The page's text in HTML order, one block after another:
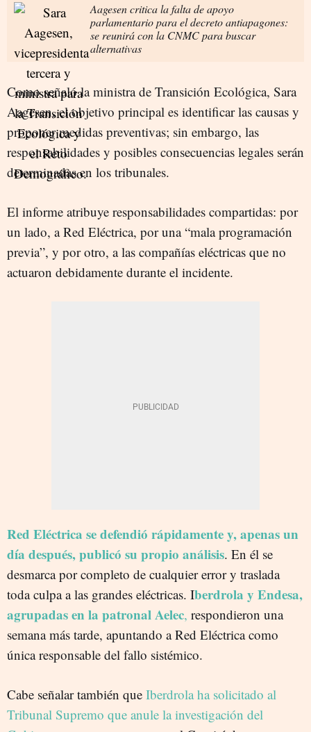
Aagesen critica la falta de apoyo
parlamentario para el decreto antiapagones:
se reunirá con la CNMC para buscar
alternativas
Como señaló la ministra de Transición Ecológica, Sara
Aagesen, el objetivo principal es identificar las causas y
proponer medidas preventivas; sin embargo, las
responsabilidades y posibles consecuencias legales serán
determinadas en los tribunales.
El informe atribuye responsabilidades compartidas: por
un lado, a Red Eléctrica, por una “mala programación
previa”, y por otro, a las compañías eléctricas que no
actuaron debidamente durante el incidente.
Red Eléctrica se defendió rápidamente y, apenas un
día después, publicó su propio análisis. En él se
desmarca por completo de cualquier error y traslada
toda culpa a las grandes eléctricas. Iberdrola y Endesa,
agrupadas en la patronal Aelec, respondieron una
semana más tarde, apuntando a Red Eléctrica como
única responsable del fallo sistémico.
Cabe señalar también que Iberdrola ha solicitado al
Tribunal Supremo que anule la investigación del